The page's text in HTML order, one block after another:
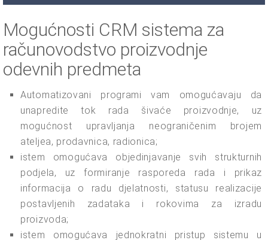
Mogućnosti CRM sistema za
računovodstvo proizvodnje
odevnih predmeta
Automatizovani programi vam omogućavaju da
unapredite tok rada šivaće proizvodnje, uz
mogućnost upravljanja neograničenim brojem
ateljea, prodavnica, radionica;
istem omogućava objedinjavanje svih strukturnih
podjela, uz formiranje rasporeda rada i prikaz
informacija o radu djelatnosti, statusu realizacije
postavljenih zadataka i rokovima za izradu
proizvoda;
istem omogućava jednokratni pristup sistemu u